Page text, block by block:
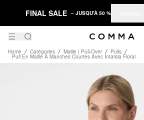
FINAL SALE – JUSQU'À 50 %
Home Catégories Maille | Pull-Over Pulls
Pull En Maille À Manches Courtes Avec Intarsia Floral